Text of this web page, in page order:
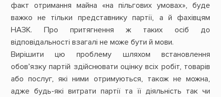
факт отримання майна «на пільгових умовах», буде
важко не тільки представнику партії, а й фахівцям
НАЗК. Про притягнення ж таких осіб до
відповідальності взагалі не може бути й мови.
Вирішити цю проблему шляхом встановлення
обов’язку партій здійснювати оцінку всіх робіт, товарів
або послуг, які ними отримуються, також не можна,
адже будь-які витрати партії та її діяльність так чи